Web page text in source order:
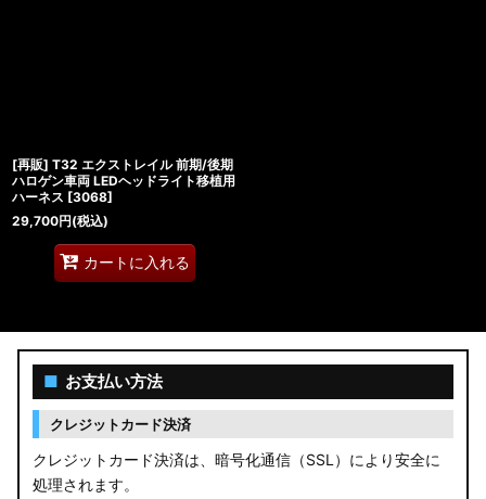
[再販] T32 エクストレイル 前期/後期
ハロゲン車両 LEDヘッドライト移植用
ハーネス [3068]
29,700円(税込)
カートに入れる
■ お支払い方法
クレジットカード決済
クレジットカード決済は、暗号化通信（SSL）により安全に
処理されます。